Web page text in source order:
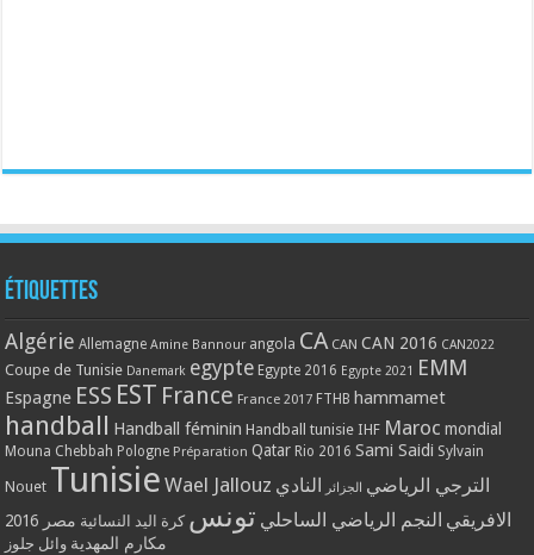
Étiquettes
Algérie Allemagne Amine Bannour angola CA CAN CAN 2016 CAN2022
Coupe de Tunisie Danemark egypte Egypte 2016 Egypte 2021 EMM
Espagne ESS EST France France 2017 FTHB hammamet
handball Handball féminin Handball tunisie IHF Maroc mondial
Mouna Chebbah Pologne Préparation Qatar Rio 2016 Sami Saidi Sylvain
Nouet Tunisie Wael Jallouz الترجي الرياضي الجزائر
النادي
الافريقي النجم الرياضي الساحلي تونس كرة اليد النسائية مصر 2016
مكارم المهدية وائل جلوز